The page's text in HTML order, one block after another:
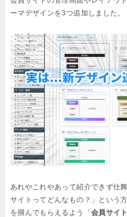
ーマデザインを3つ追加しました。
あれやこれやあって紹介できず仕
サイトってどんなもの？」という
を掴んでもらえるよう「会員サイ